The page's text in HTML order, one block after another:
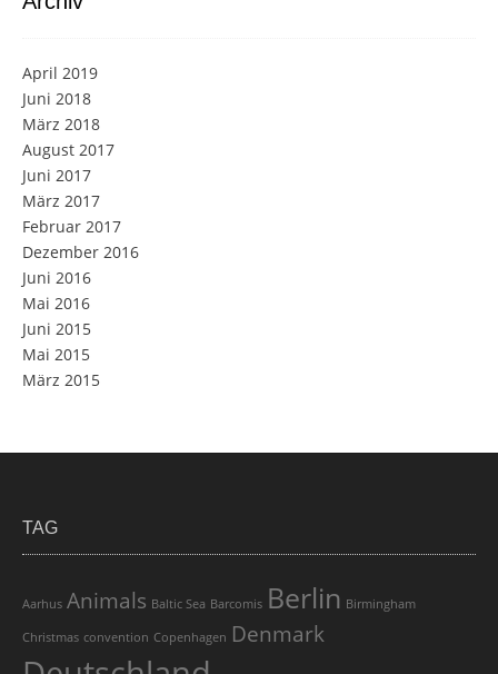
April 2019
Juni 2018
März 2018
August 2017
Juni 2017
März 2017
Februar 2017
Dezember 2016
Juni 2016
Mai 2016
Juni 2015
Mai 2015
März 2015
TAG
Aarhus Animals Baltic Sea Barcomis Berlin Birmingham
Christmas convention Copenhagen Denmark